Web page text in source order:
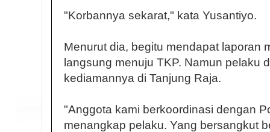
"Korbannya sekarat," kata Yusantiyo.
Menurut dia, begitu mendapat laporan
langsung menuju TKP. Namun pelaku
kediamannya di Tanjung Raja.
"Anggota kami berkoordinasi dengan
menangkap pelaku. Yang bersangkut